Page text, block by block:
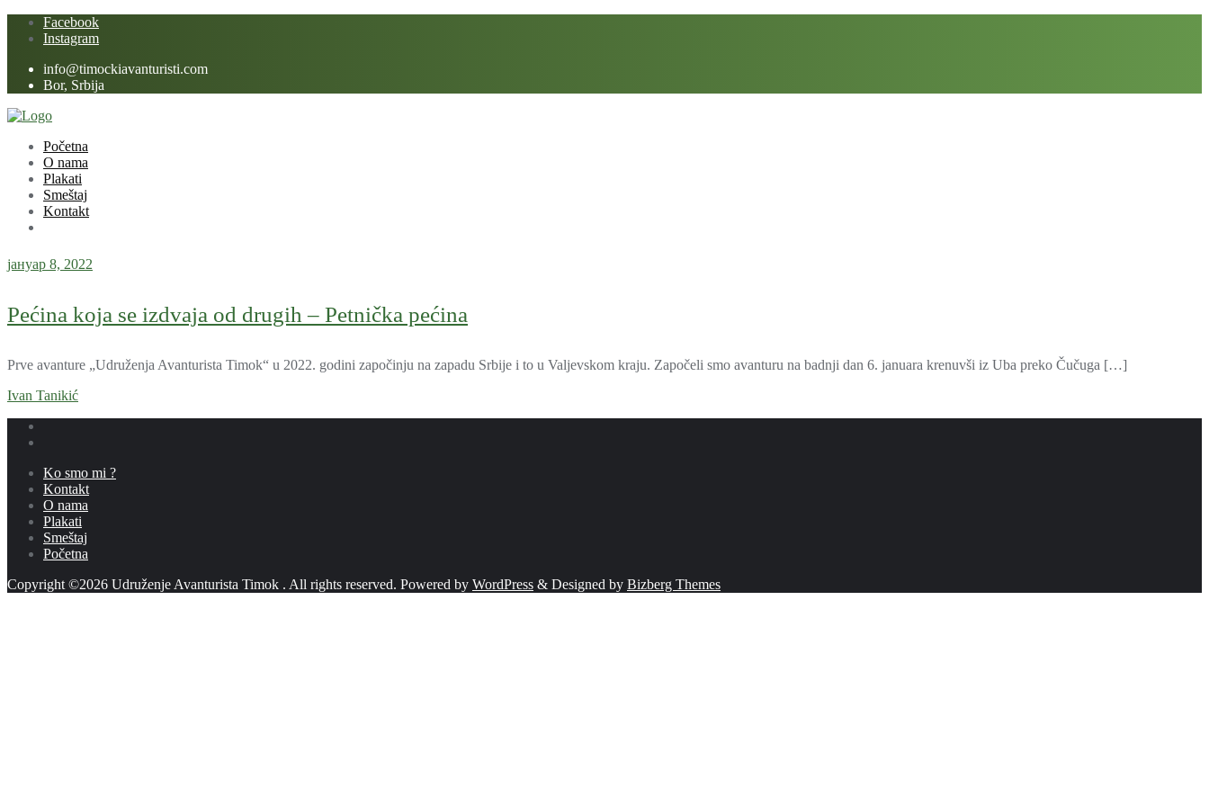
Skip
Facebook
Instagram
info@timockiavanturisti.com
Bor, Srbija
Početna
O nama
Plakati
Smeštaj
Kontakt
јануар 8, 2022
Pećina koja se izdvaja od drugih – Petnička pećina
Prve avanture „Udruženja Avanturista Timok“ u 2022. godini započinju na zapadu Srbije i to u Valjevskom kraju. Započeli smo avanturu na badnji dan 6. januara krenuvši iz Uba preko Čučuga […]
Ivan Tanikić
Ko smo mi ?
Kontakt
O nama
Plakati
Smeštaj
Početna
Copyright ©2026 Udruženje Avanturista Timok . All rights reserved. Powered by WordPress & Designed by Bizberg Themes